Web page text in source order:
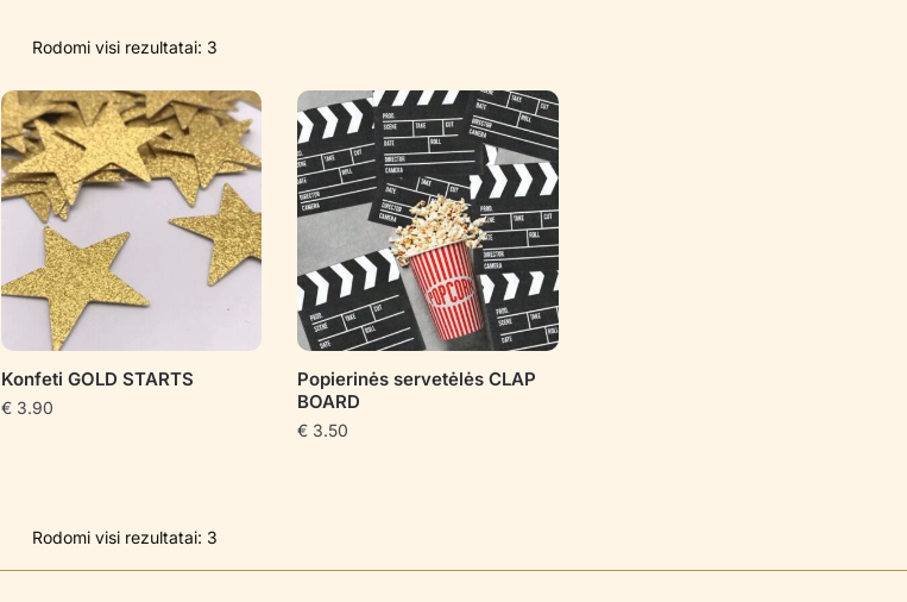
Rodomi visi rezultatai: 3Rūšiuojama
populiarumą
Konfeti GOLD STARTS
€3.90
Popierinės servetėlės CLAP
BOARD
€ 3.50
Rodomi visi rezultatai: 3Rūšiuojama